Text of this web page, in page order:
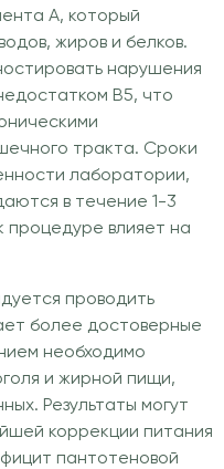
А, который
жиров и белков.
нарушения
В5, что
тракта. Сроки
лаборатории,
в течение 1-3
процедуре влияет на
проводить
более достоверные
необходимо
и жирной пищи,
Результаты могут
коррекции питания
пантотеновой